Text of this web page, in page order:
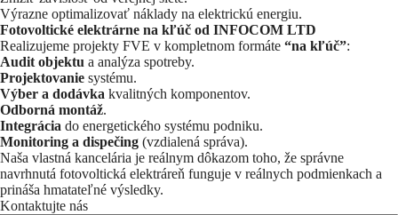
Výrazne optimalizovať náklady na elektrickú energiu.
Fotovoltické elektrárne na kľúč od INFOCOM LTD
Realizujeme projekty FVE v kompletnom formáte “na kľúč”:
Audit objektu a analýza spotreby.
Projektovanie systému.
Výber a dodávka kvalitných komponentov.
Odborná montáž.
Integrácia do energetického systému podniku.
Monitoring a dispečing (vzdialená správa).
Naša vlastná kancelária je reálnym dôkazom toho, že správne
navrhnutá fotovoltická elektráreň funguje v reálnych podmienkach a
prináša hmatateľné výsledky.
Kontaktujte nás